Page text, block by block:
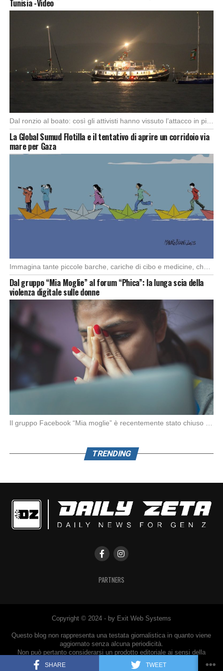
SHARE TWEET
Tunisia -Video
Dal ronzio al boato: così gli attivisti hanno vissuto l’attacco in piena notte. Nella notte […]
La Global Sumud Flotilla e il tentativo di aprire un corridoio via
mare per Gaza
Immagina tante piccole barche, cariche di cibo e medicine, che partono da diversi porti del […]
Dal gruppo “Mia Moglie” al forum “Phica”: la lunga scia della
violenza digitale sulle donne
Il gruppo Facebook “Mia moglie” è recentemente stato chiuso da Meta in seguito alle denunce […]
TRENDING
PARTNERS
Copyright © 2024 - by Exit Web Systems
Questo blog non rappresenta una testata giornalistica in quanto viene
aggiornato senza alcuna periodicità.
Non può pertanto considerarsi un prodotto editoriale ai sensi della
legge n° 62 del 7.03.2001.